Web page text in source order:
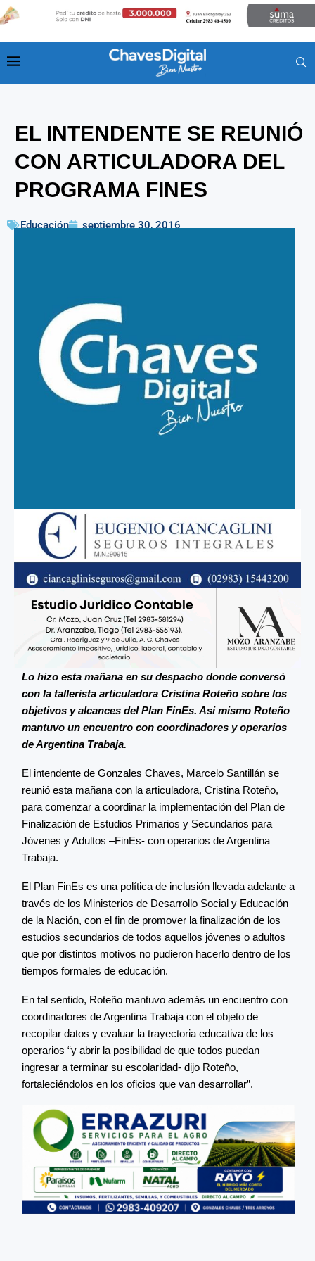
EL INTENDENTE SE REUNIÓ
CON ARTICULADORA DEL
PROGRAMA FINES
Educación septiembre 30, 2016
Lo hizo esta mañana en su despacho donde conversó
con la tallerista articuladora Cristina Roteño sobre los
objetivos y alcances del Plan FinEs. Asi mismo Roteño
mantuvo un encuentro con coordinadores y operarios
de Argentina Trabaja.
El intendente de Gonzales Chaves, Marcelo Santillán se
reunió esta mañana con la articuladora, Cristina Roteño,
para comenzar a coordinar la implementación del Plan de
Finalización de Estudios Primarios y Secundarios para
Jóvenes y Adultos –FinEs- con operarios de Argentina
Trabaja.
El Plan FinEs es una política de inclusión llevada adelante a
través de los Ministerios de Desarrollo Social y Educación
de la Nación, con el fin de promover la finalización de los
estudios secundarios de todos aquellos jóvenes o adultos
que por distintos motivos no pudieron hacerlo dentro de los
tiempos formales de educación.
En tal sentido, Roteño mantuvo además un encuentro con
coordinadores de Argentina Trabaja con el objeto de
recopilar datos y evaluar la trayectoria educativa de los
operarios “y abrir la posibilidad de que todos puedan
ingresar a terminar su escolaridad- dijo Roteño,
fortaleciéndolos en los oficios que van desarrollar”.